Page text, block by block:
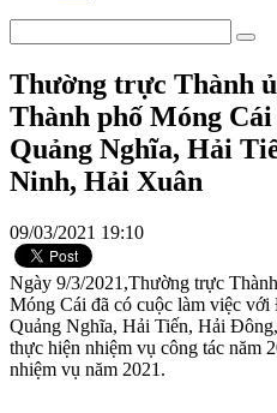
Thường trực Thành
Thành phố Móng
Quảng Nghĩa, Hải
Ninh, Hải Xuân
09/03/2021 19:10
Ngày 9/3/2021,Thường trực
Móng Cái đã có cuộc làm việc
Quảng Nghĩa, Hải Tiến, Hải
thực hiện nhiệm vụ công tác năm
nhiệm vụ năm 2021.